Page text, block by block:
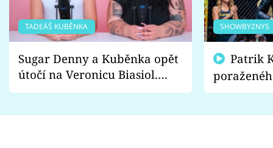
TADEÁŠ KUBĚNKA
Sugar Denny a Kuběnka opět
útočí na Veronicu Biasiol.
Proč je podle nich falešná a
SHOWBYZNYS
fanoušci